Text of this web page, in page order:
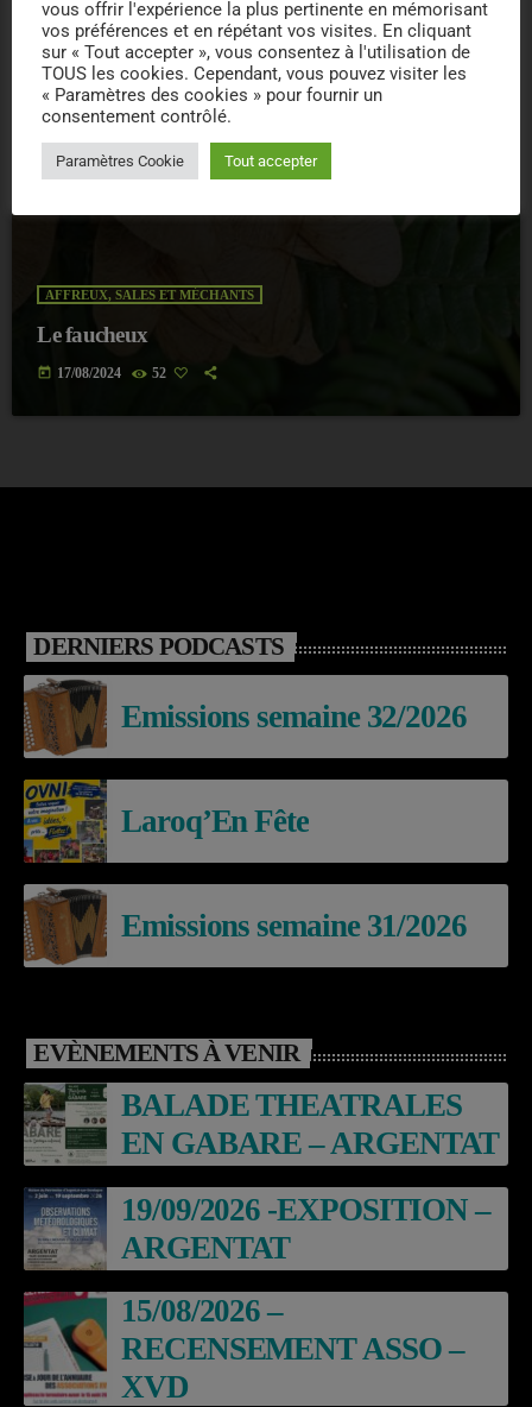
AFFREUX, SALES ET MÉCHANTS
Le faucheux
today 17/08/2024 52
DERNIERS PODCASTS
Emissions semaine 32/2026
Laroq’En Fête
Emissions semaine 31/2026
EVÈNEMENTS À VENIR
BALADE THEATRALES
EN GABARE – ARGENTAT
19/09/2026 -EXPOSITION –
ARGENTAT
15/08/2026 –
RECENSEMENT ASSO –
XVD
vous offrir l'expérience la plus pertinente en mémorisant
vos préférences et en répétant vos visites. En cliquant
sur « Tout accepter », vous consentez à l'utilisation de
TOUS les cookies. Cependant, vous pouvez visiter les
« Paramètres des cookies » pour fournir un
consentement contrôlé.
Paramètres Cookie Tout accepter